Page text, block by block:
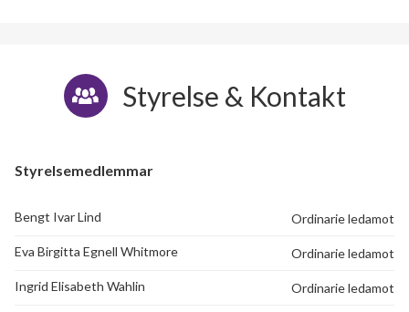
Styrelse & Kontakt
Styrelsemedlemmar
Bengt Ivar Lind Ordinarie ledamot
Eva Birgitta Egnell Whitmore Ordinarie ledamot
Ingrid Elisabeth Wahlin Ordinarie ledamot